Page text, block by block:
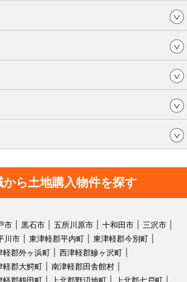
ら土地購入物件を探す
市 黒石市 五所川原市 十和田市
三沢市
川市 東津軽郡平内町
東津軽郡今別町
軽郡外ヶ浜町
西津軽郡鰺ヶ沢町
軽郡大鰐町
南津軽郡田舎館村
軽郡鶴田町 上北郡野辺地町
上北郡七戸町